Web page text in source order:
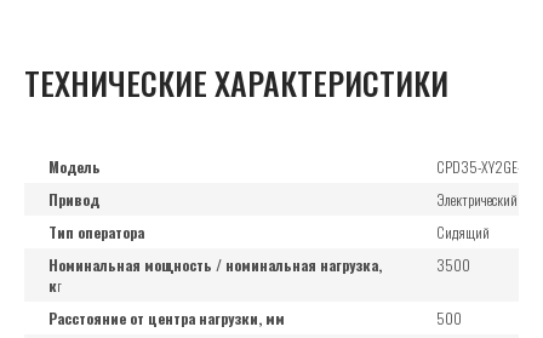
ТЕХНИЧЕСКИЕ ХАРАКТЕРИСТИКИ
Модель
CPD35-XY2GE-RT2
Привод
Электрический
Тип оператора
Сидящий
Номинальная мощность / номинальная нагрузка,
кг
3500
Расстояние от центра нагрузки, мм
500